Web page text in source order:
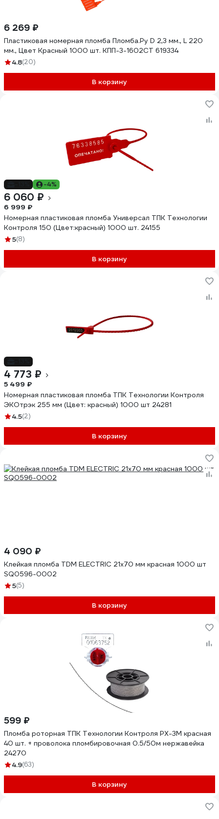
6 269 ₽
Пластиковая номерная пломба Пломба.Ру D 2,3 мм., L 220
мм., Цвет Красный 1000 шт. КПП-3-1602СТ 619334
4.8(20)
В корзину
-4%
6 060 ₽
6 999 ₽
Номерная пластиковая пломба Универсал ТПК Технологии
Контроля 150 (Цвет:красный) 1000 шт. 24155
5(8)
В корзину
4 773 ₽
5 499 ₽
Номерная пластиковая пломба ТПК Технологии Контроля
ЭКОтрэк 255 мм (Цвет: красный) 1000 шт 24281
4.5(2)
В корзину
4 090 ₽
Клейкая пломба TDM ELECTRIC 21x70 мм красная 1000 шт
SQ0596-0002
5(5)
В корзину
599 ₽
Пломба роторная ТПК Технологии Контроля РХ-3М красная
40 шт. + проволока пломбировочная 0.5/50м нержавейка
24270
4.9(63)
В корзину